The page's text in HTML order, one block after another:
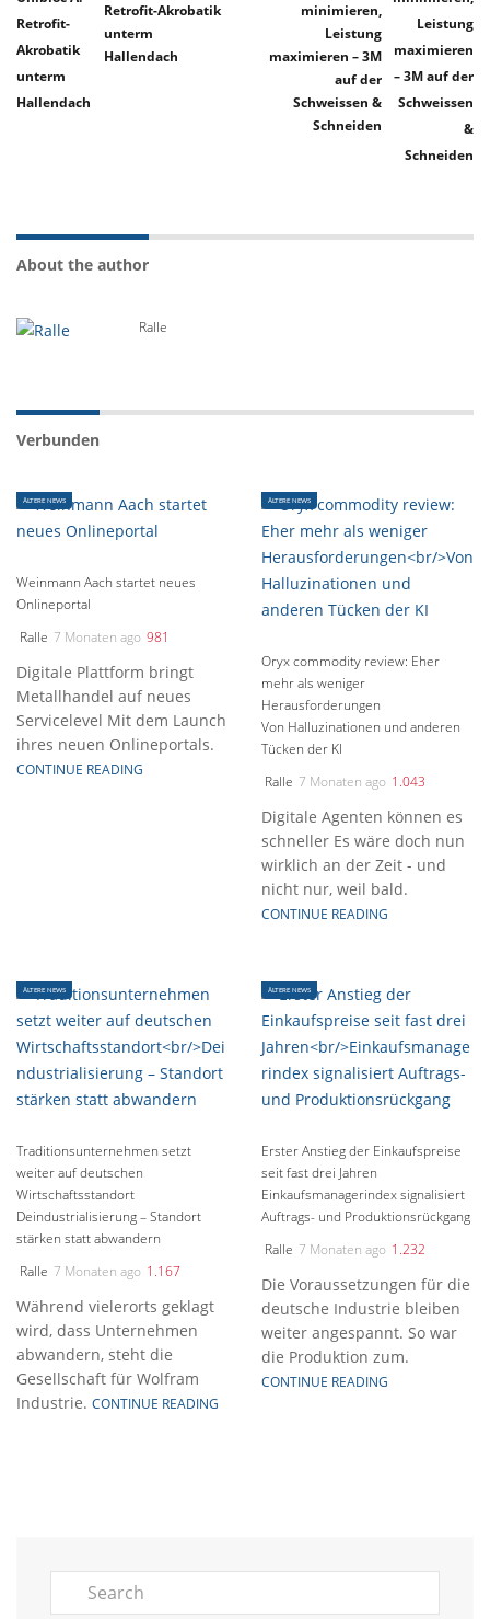
Retrofit-Akrobatik
unterm
Hallendach
minimieren,
Leistung
maximieren – 3M
auf der
Schweissen &
Schneiden
About the author
Ralle
Verbunden
ÄLTERE NEWS
Weinmann Aach startet neues
Onlineportal
Ralle 7 Monaten ago 981
Digitale Plattform bringt
Metallhandel auf neues
Servicelevel Mit dem Launch
ihres neuen Onlineportals.
CONTINUE READING
ÄLTERE NEWS
Oryx commodity review: Eher
mehr als weniger
Herausforderungen
Von Halluzinationen und anderen
Tücken der KI
Ralle 7 Monaten ago 1.043
Digitale Agenten können es
schneller Es wäre doch nun
wirklich an der Zeit - und
nicht nur, weil bald.
CONTINUE READING
ÄLTERE NEWS
Traditionsunternehmen setzt
weiter auf deutschen
Wirtschaftsstandort
Deindustrialisierung – Standort
stärken statt abwandern
Ralle 7 Monaten ago 1.167
Während vielerorts geklagt
wird, dass Unternehmen
abwandern, steht die
Gesellschaft für Wolfram
Industrie. CONTINUE READING
ÄLTERE NEWS
Erster Anstieg der Einkaufspreise
seit fast drei Jahren
Einkaufsmanagerindex signalisiert
Auftrags- und Produktionsrückgang
Ralle 7 Monaten ago 1.232
Die Voraussetzungen für die
deutsche Industrie bleiben
weiter angespannt. So war
die Produktion zum.
CONTINUE READING